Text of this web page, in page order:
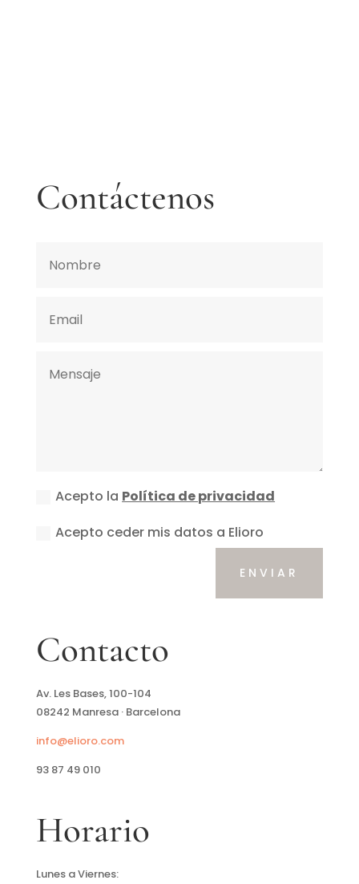
Contáctenos
Acepto la Política de privacidad
Acepto ceder mis datos a Elioro
ENVIAR
Contacto
Av. Les Bases, 100-104
08242 Manresa · Barcelona
info@elioro.com
93 87 49 010
Horario
Lunes a Viernes: